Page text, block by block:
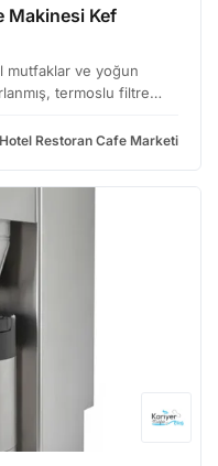
Makinesi Kef
mutfaklar ve yoğun
termoslu filtre
kahveleri, u…
Restoran Cafe Marketi